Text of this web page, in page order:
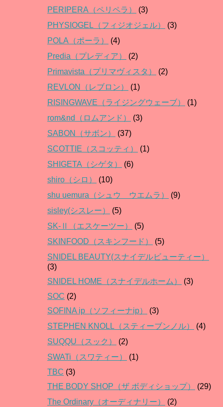
PERIPERA（ペリペラ）
(3)
PHYSIOGEL（フィジオジェル）
(3)
POLA（ポーラ）
(4)
Predia（プレディア）
(2)
Primavista（プリマヴィスタ）
(2)
REVLON（レブロン）
(1)
RISINGWAVE（ライジングウェーブ）
(1)
rom&nd（ロムアンド）
(3)
SABON（サボン）
(37)
SCOTTIE（スコッティ）
(1)
SHIGETA（シゲタ）
(6)
shiro（シロ）
(10)
shu uemura（シュウ ウエムラ）
(9)
sisley(シスレー）
(5)
SK-Ⅱ（エスケーツー）
(5)
SKINFOOD（スキンフード）
(5)
SNIDEL BEAUTY(スナイデルビューティー）
(3)
SNIDEL HOME（スナイデルホーム）
(3)
SOC (2)
SOFINA ip（ソフィーナip）
(3)
STEPHEN KNOLL（スティーブンノル）
(4)
SUQQU（スック）
(2)
SWATi（スワティー）
(1)
TBC (3)
THE BODY SHOP（ザ ボディショップ）
(29)
The Ordinary（オーディナリー）
(2)